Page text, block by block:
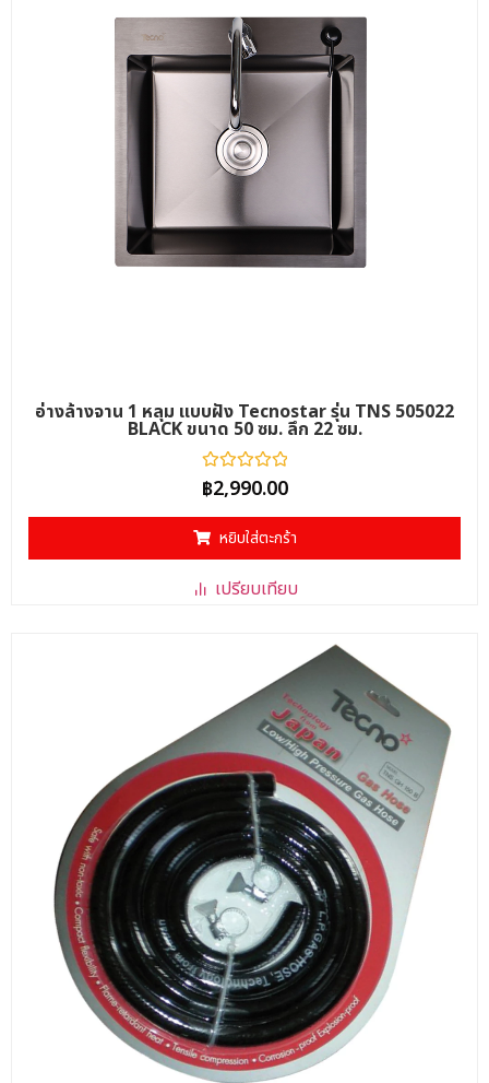
อ่างล้างจาน 1 หลุม แบบฝัง Tecnostar รุ่น TNS 505022
BLACK ขนาด 50 ซม. ลึก 22 ซม.
ให้
คะแนน
0
ตั้งแต่
1-
5
฿2,990.00
หยิบใส่ตะกร้า
เปรียบเทียบ